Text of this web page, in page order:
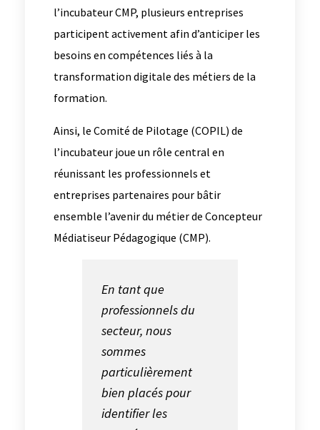
l’incubateur CMP, plusieurs entreprises
participent activement afin d’anticiper les
besoins en compétences liés à la
transformation digitale des métiers de la
formation.
Ainsi, le Comité de Pilotage (COPIL) de
l’incubateur joue un rôle central en
réunissant les professionnels et
entreprises partenaires pour bâtir
ensemble l’avenir du métier de Concepteur
Médiatiseur Pédagogique (CMP).
En tant que
professionnels du
secteur, nous
sommes
particulièrement
bien placés pour
identifier les